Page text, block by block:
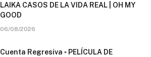
LAIKA CASOS DE LA VIDA REAL | OH MY
GOOD
06/08/2026
Cuenta Regresiva ▫️ PELÍCULA DE